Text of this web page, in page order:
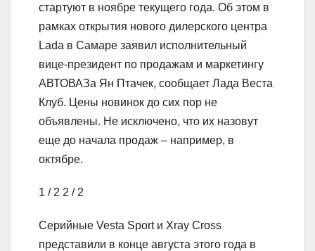
стартуют в ноябре текущего года. Об этом в
рамках открытия нового дилерского центра
Lada в Самаре заявил исполнительный
вице-президент по продажам и маркетингу
АВТОВАЗа Ян Птачек, сообщает Лада Веста
Клуб. Цены новинок до сих пор не
объявлены. Не исключено, что их назовут
еще до начала продаж – например, в
октябре.
1 / 2 2 / 2
Серийные Vesta Sport и Xray Cross
представили в конце августа этого года в